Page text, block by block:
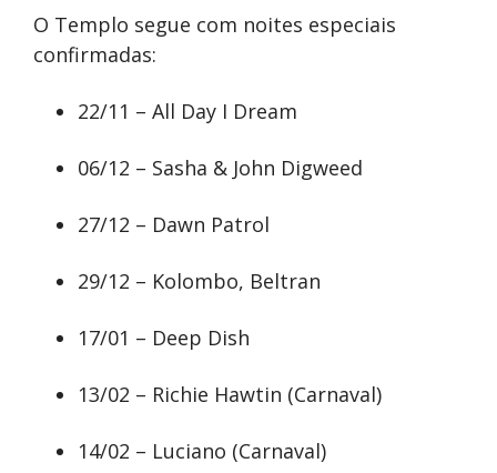
O Templo segue com noites especiais
confirmadas:
22/11 – All Day I Dream
06/12 – Sasha & John Digweed
27/12 – Dawn Patrol
29/12 – Kolombo, Beltran
17/01 – Deep Dish
13/02 – Richie Hawtin (Carnaval)
14/02 – Luciano (Carnaval)